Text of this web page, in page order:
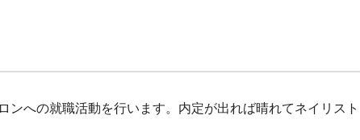
への就職活動を行います。内定が出れば晴れてネイリスト